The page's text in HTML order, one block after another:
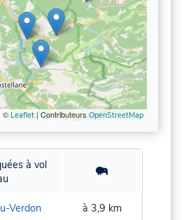
© Leaflet| Contributeurs OpenStreetMap
à vol
Verdon à 3,9 km